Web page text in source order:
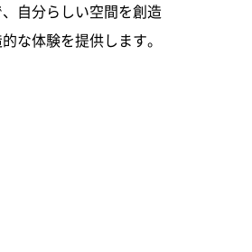
自分らしい空間を創造
な体験を提供します。